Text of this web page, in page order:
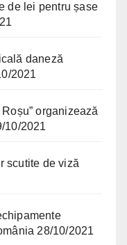
de lei pentru șase
daneză
2021
organizează
10/2021
scutite de viză
28/10/2021